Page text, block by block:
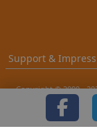
Support &
Copyright © 2000 -